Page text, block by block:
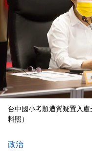
台中國小考題遭質疑置入
料照）
政治